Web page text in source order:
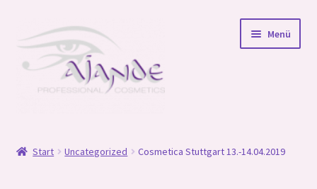
Navigation
springen
Inhalt
springen
Menü
Start Uncategorized Cosmetica Stuttgart 13.-14.04.2019